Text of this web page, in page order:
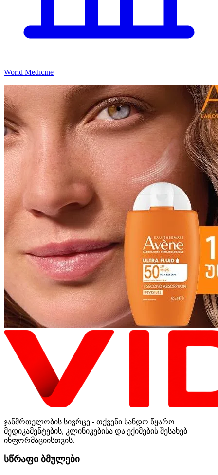
World Medicine
ჯანმრთელობის სივრცე - თქვენი სანდო წყარო
მედიკამენტების, კლინიკებისა და ექიმების შესახებ
ინფორმაციისთვის.
სწრაფი ბმულები